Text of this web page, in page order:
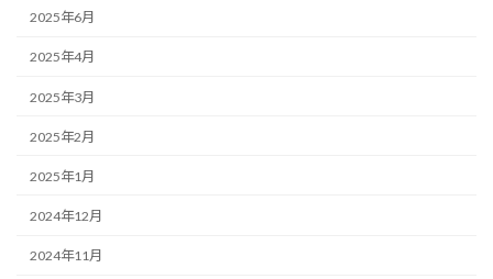
2025年6月
2025年4月
2025年3月
2025年2月
2025年1月
2024年12月
2024年11月